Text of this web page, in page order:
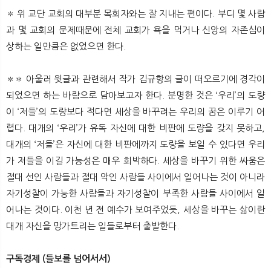
✽ 위 교단 교회의 대부분 목회자와는 잘 지내는 편이다. 부디 몇 사람
과 몇 교회의 문제때문에 전체 교회가 욕을 먹거나 신앙의 자존심이
상하는 일만큼은 없었으면 한다.
✽✽ 아울러 윗글과 관련해서 작가 김규항의 글이 떠오르기에 경각이
되었으면 하는 바람으로 담아보고자 한다. 분명한 것은 ‘우리’의 도량
이 ‘저들’의 도량보다 적다면 세상을 바꾸려는 우리의 꿈은 이루기 어
렵다. 대개의 ‘우리’가 유독 자신에 대한 비판에 도량을 갖지 못하고,
대개의 ‘저들’은 자신에 대한 비판에까지 도량을 보일 수 있다면 우리
가 저들을 이길 가능성은 매우 희박하다. 세상을 바꾸기 위한 싸움은
절대 선인 사람들과 절대 악인 사람들 사이에서 일어나는 것이 아니라
자기성찰이 가능한 사람들과 자기성찰이 부족한 사람들 사이에서 일
어나는 것이다. 이천 년 전 예수가 보여주었듯, 세상을 바꾸는 삶이란
대개 자신을 망가트리는 일들로부터 출발한다.
구독경제 (들보를 넘어서서)